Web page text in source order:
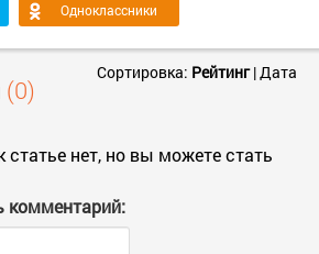
Одноклассники
(0)
Сортировка: Рейтинг|Дата
нет, но вы можете стать
комментарий: